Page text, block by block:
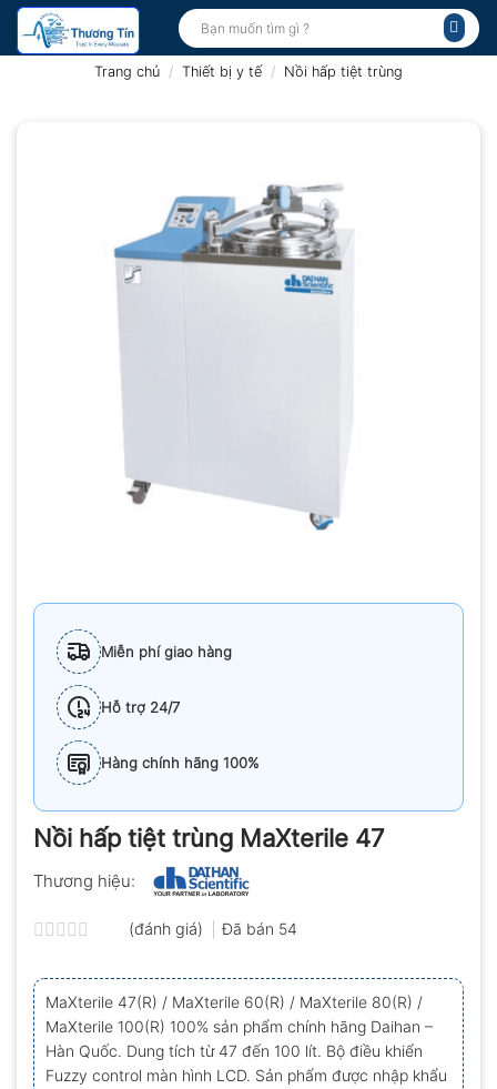
Bỏ
qua
Tìm
kiếm:
Trang chủ / Thiết bị y tế / Nồi hấp tiệt trùng
Miễn phí giao hàng
Hỗ trợ 24/7
Hàng chính hãng 100%
Nồi hấp tiệt trùng MaXterile 47
Thương hiệu:
xếp
hạng
0.0
5
sao
(đánh giá) Đã bán 54
MaXterile 47(R) / MaXterile 60(R) / MaXterile 80(R) /
MaXterile 100(R) 100% sản phẩm chính hãng Daihan –
Hàn Quốc. Dung tích từ 47 đến 100 lít. Bộ điều khiển
Fuzzy control màn hình LCD. Sản phẩm được nhập khẩu